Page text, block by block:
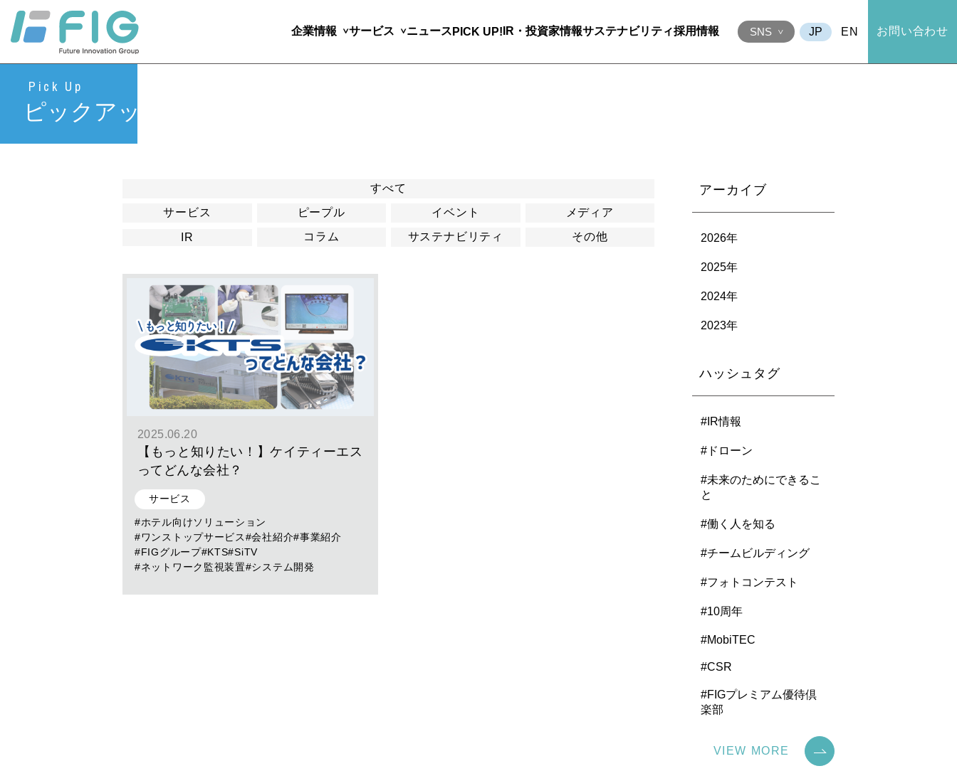
SNS EN お問い合わせ
企業情報 サービス ニュース PICK UP! IR・投資家情報サステナビリティ採用情報
Pick Up
ピックアップ
すべて
サービス
ピープル イベント メディア
IR コラム サステナビリティ その他
2025.06.20
【もっと知りたい！】ケイティーエス
ってどんな会社？
サービス
#ホテル向けソリューション
#ワンストップサービス#会社紹介#事業紹介
#FIGグループ#KTS#SiTV
#ネットワーク監視装置#システム開発
アーカイブ
2026年
2025年
2024年
2023年
ハッシュタグ
#IR情報
#ドローン
#未来のためにできるこ
と
#働く人を知る
#チームビルディング
#フォトコンテスト
#10周年
#MobiTEC
#CSR
#FIGプレミアム優待倶
楽部
VIEW MORE